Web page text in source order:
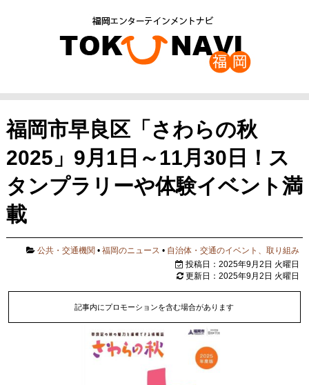
福岡市早良区「さわらの秋
2025」9月1日～11月30日！ス
タンプラリーや体験イベント満
載
公共・交通機関 •福岡のニュース • 自治体・交通のイベント、取り組み
投稿日：2025年9月2日 火曜日
更新日：2025年9月2日 火曜日
記事内にプロモーションを含む場合があります